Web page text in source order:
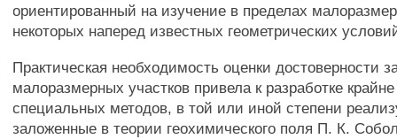
ориентированный на изучение в пределах
некоторых наперед известных геометрических
Практическая необходимость оценки достоверности
малоразмерных участков привела к разработке
специальных методов, в той или иной степени
заложенные в теории геохимического поля П. К.